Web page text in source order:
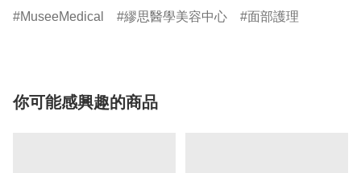
MuseeMedical 繆思醫學美容中心 面部護理
你可能感興趣的商品